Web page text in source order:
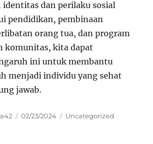
dan perilaku sosial
pendidikan, pembinaan
orang tua, dan program
komunitas, kita dapat
ini untuk membantu
menjadi individu yang sehat
jawab.
Posted
02/23/2024 Categories
Uncategorized